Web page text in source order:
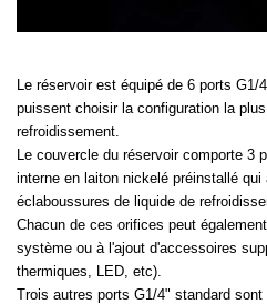
Le réservoir est équipé de 6 ports G1/
puissent choisir la configuration la
refroidissement.
Le couvercle du réservoir comporte 3
interne en laiton nickelé préinstallé qui
éclaboussures de liquide de
Chacun de ces orifices peut
système ou à l'ajout d'accessoires
thermiques, LED, etc).
Trois autres ports G1/4" standard